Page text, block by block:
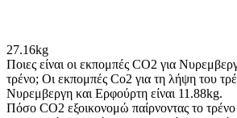
27.16kg
Ποιες είναι οι εκπομπές CO2 για
τρένο; Οι εκπομπές Co2 για τη λήψη του
Νυρεμβεργη και Ερφούρτη είναι 11.88kg.
Πόσο CO2 εξοικονομώ παίρνοντας το